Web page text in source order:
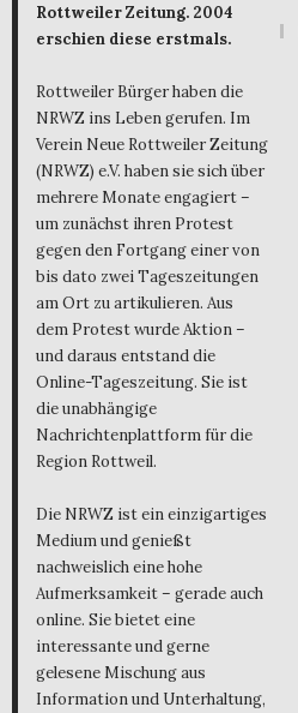
Rottweiler Zeitung. 2004
erschien diese erstmals.
Rottweiler Bürger haben die
NRWZ ins Leben gerufen. Im
Verein Neue Rottweiler Zeitung
(NRWZ) e.V. haben sie sich über
mehrere Monate engagiert –
um zunächst ihren Protest
gegen den Fortgang einer von
bis dato zwei Tageszeitungen
am Ort zu artikulieren. Aus
dem Protest wurde Aktion –
und daraus entstand die
Online-Tageszeitung. Sie ist
die unabhängige
Nachrichtenplattform für die
Region Rottweil.
Die NRWZ ist ein einzigartiges
Medium und genießt
nachweislich eine hohe
Aufmerksamkeit – gerade auch
online. Sie bietet eine
interessante und gerne
gelesene Mischung aus
Information und Unterhaltung,